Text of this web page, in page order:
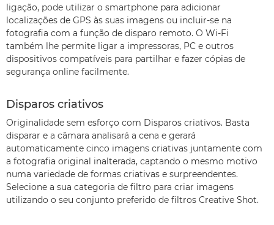
ligação, pode utilizar o smartphone para adicionar
localizações de GPS às suas imagens ou incluir-se na
fotografia com a função de disparo remoto. O Wi-Fi
também lhe permite ligar a impressoras, PC e outros
dispositivos compatíveis para partilhar e fazer cópias de
segurança online facilmente.
Disparos criativos
Originalidade sem esforço com Disparos criativos. Basta
disparar e a câmara analisará a cena e gerará
automaticamente cinco imagens criativas juntamente com
a fotografia original inalterada, captando o mesmo motivo
numa variedade de formas criativas e surpreendentes.
Selecione a sua categoria de filtro para criar imagens
utilizando o seu conjunto preferido de filtros Creative Shot.